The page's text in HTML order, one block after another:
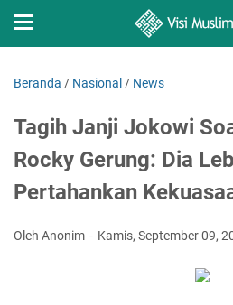
Beranda / Nasional / News
Tagih Janji Jokowi
Rocky Gerung: Dia
Pertahankan
Oleh Anonim Kamis, September 09,